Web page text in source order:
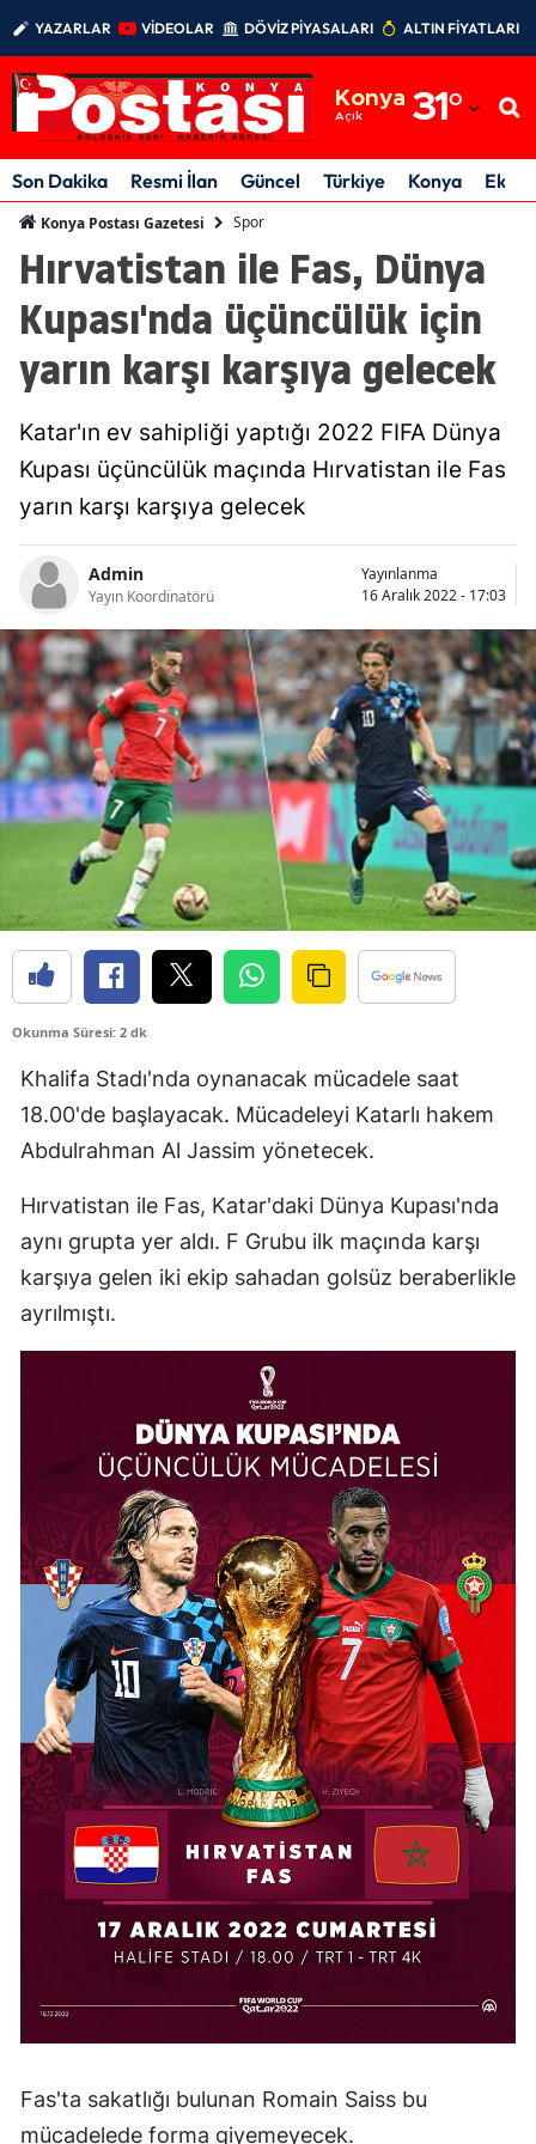
YAZARLAR VİDEOLAR DÖVİZ PİYASALARI ALTIN FİYATLARI
Konya
Açık 31°
Adıyaman
Afyonkarahisar
Amasya
Ankara
Antalya
Aydın
Bilecik
Bitlis
Bolu
Burdur
Bursa
Çanakkale
Çankırı
Çorum
Denizli
Edirne
Elazığ
Erzincan
Erzurum
Gaziantep
Gümüşhane
Hakkari
Hatay
Isparta
Mersin
İstanbul
İzmir
Kars
Kastamonu
Kayseri
Kırklareli
Son Dakika Resmi İlan Güncel Türkiye Konya
Konya Postası Gazetesi Spor
Hırvatistan ile Fas, Dünya
Kupası'nda üçüncülük için
yarın karşı karşıya gelecek
Katar'ın ev sahipliği yaptığı 2022 FIFA Dünya
Kupası üçüncülük maçında Hırvatistan ile Fas
yarın karşı karşıya gelecek
Admin
Yayın Koordinatörü
Yayınlanma
16 Aralık 2022 - 17:03
Okunma Süresi: 2 dk
Khalifa Stadı'nda oynanacak mücadele saat
18.00'de başlayacak. Mücadeleyi Katarlı hakem
Abdulrahman Al Jassim yönetecek.
Hırvatistan ile Fas, Katar'daki Dünya Kupası'nda
aynı grupta yer aldı. F Grubu ilk maçında karşı
karşıya gelen iki ekip sahadan golsüz beraberlikle
ayrılmıştı.
Fas'ta sakatlığı bulunan Romain Saiss bu
mücadelede forma giyemeyecek.